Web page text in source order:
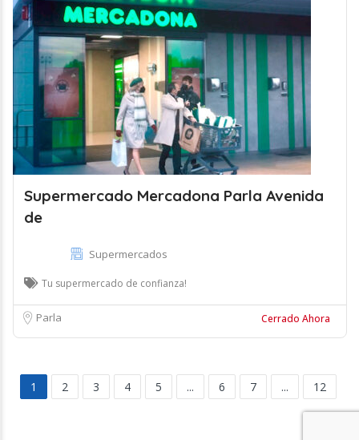
Supermercado Mercadona Parla Avenida
de
Supermercados
Tu supermercado de confianza!
Parla Cerrado Ahora
1 2 3 4 5 ... 6 7 ... 12